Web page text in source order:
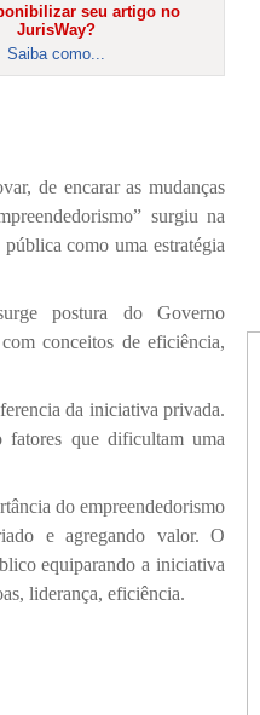
seu artigo no
JurisWay?
Saiba como...
de encarar as mudanças
surgiu na
como uma estratégia
postura do Governo
conceitos de eficiência,
da iniciativa privada.
fatores que dificultam uma
do empreendedorismo
e agregando valor. O
equiparando a iniciativa
liderança, eficiência.